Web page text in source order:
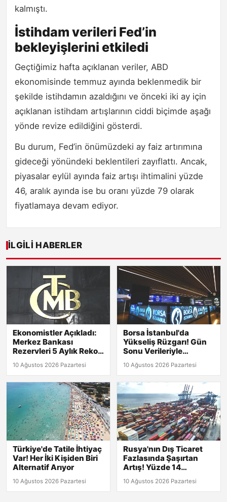
kalmıştı.
İstihdam verileri Fed’in
bekleyişlerini etkiledi
Geçtiğimiz hafta açıklanan veriler, ABD
ekonomisinde temmuz ayında beklenmedik bir
şekilde istihdamın azaldığını ve önceki iki ay için
açıklanan istihdam artışlarının ciddi biçimde aşağı
yönde revize edildiğini gösterdi.
Bu durum, Fed’in önümüzdeki ay faiz artırımına
gideceği yönündeki beklentileri zayıflattı. Ancak,
piyasalar eylül ayında faiz artışı ihtimalini yüzde
46, aralık ayında ise bu oranı yüzde 79 olarak
fiyatlamaya devam ediyor.
İLGILI HABERLER
Ekonomistler Açıkladı:
Merkez Bankası
Rezervleri 5 Aylık Rekor
10 Ağustos 2026 Pazartesi
Borsa İstanbul'da
Yükseliş Rüzgarı! Gün
Sonu Verileriyle
10 Ağustos 2026 Pazartesi
Türkiye'de Tatile İhtiyaç
Var! Her İki Kişiden Biri
Alternatif Arıyor
10 Ağustos 2026 Pazartesi
Rusya'nın Dış Ticaret
Fazlasında Şaşırtan
Artış! Yüzde 14
10 Ağustos 2026 Pazartesi